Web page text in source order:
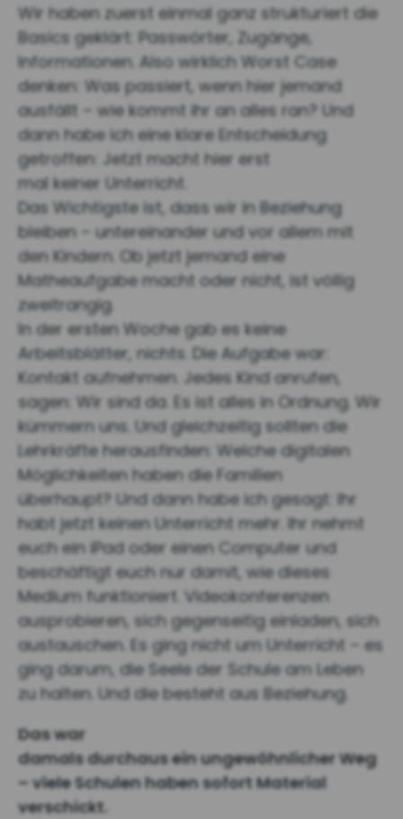
Wir haben zuerst einmal ganz strukturiert die
Basics geklärt: Passwörter, Zugänge,
Informationen. Also wirklich Worst Case
denken: Was passiert, wenn hier jemand
ausfällt – wie kommt ihr an alles ran? Und
dann habe ich eine klare Entscheidung
getroffen: Jetzt macht hier erst
mal keiner Unterricht.
Das Wichtigste ist, dass wir in Beziehung
bleiben – untereinander und vor allem mit
den Kindern. Ob jetzt jemand eine
Matheaufgabe macht oder nicht, ist völlig
zweitrangig.
In der ersten Woche gab es keine
Arbeitsblätter, nichts. Die Aufgabe war:
Kontakt aufnehmen. Jedes Kind anrufen,
sagen: Wir sind da. Es ist alles in Ordnung. Wir
kümmern uns. Und gleichzeitig sollten die
Lehrkräfte herausfinden: Welche digitalen
Möglichkeiten haben die Familien
überhaupt? Und dann habe ich gesagt: Ihr
habt jetzt keinen Unterricht mehr. Ihr nehmt
euch ein iPad oder einen Computer und
beschäftigt euch nur damit, wie dieses
Medium funktioniert. Videokonferenzen
ausprobieren, sich gegenseitig einladen, sich
austauschen. Es ging nicht um Unterricht – es
ging darum, die Seele der Schule am Leben
zu halten. Und die besteht aus Beziehung.
Das war
damals durchaus ein ungewöhnlicher Weg
– viele Schulen haben sofort Material
verschickt.